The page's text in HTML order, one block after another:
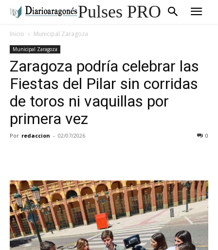
Pulses PRO
Inicio Municipal Zaragoza
Municipal Zaragoza
Zaragoza podría celebrar las
Fiestas del Pilar sin corridas
de toros ni vaquillas por
primera vez
Por redaccion - 02/07/2026 0